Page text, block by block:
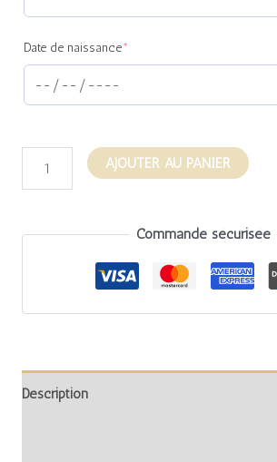
Date de naissance*
AJOUTER AU PANIER
Commande sécurisée
Description